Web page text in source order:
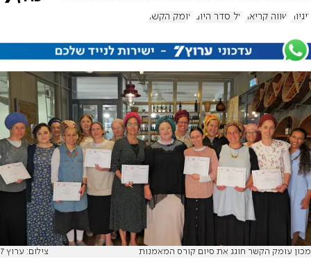
זוגיות שווה קריאה על סדר היום עומק הקשר
מכון עומק הקשר חוגג את סיום קורס המאמנות צילום: ערוץ 7